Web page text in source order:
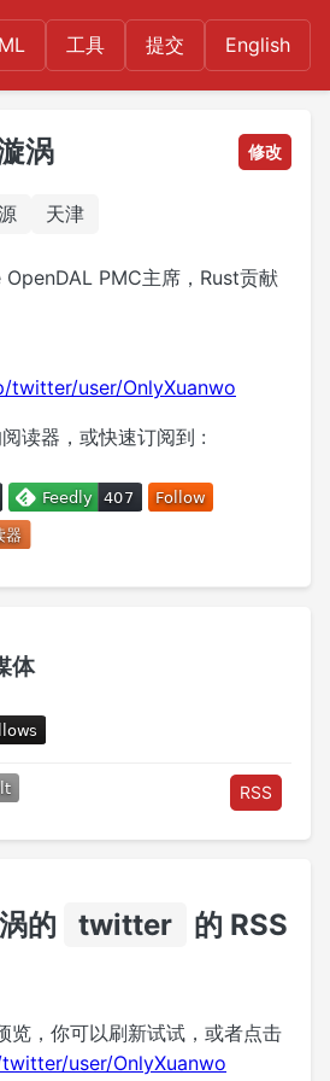
工具 提交 English
涡 修改
天津
PMC主席，Rust贡献
twitter/user/OnlyXuanwo
读器，或快速订阅到 :
的 twitter
的 RSS
览，你可以刷新试试，或者点击
user/OnlyXuanwo
体
RSS